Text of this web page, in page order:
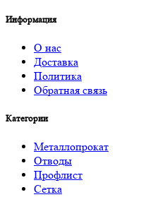
Информация
О нас
Доставка
Политика
Обратная связь
Категории
Металлопрокат
Отводы
Профлист
Сетка